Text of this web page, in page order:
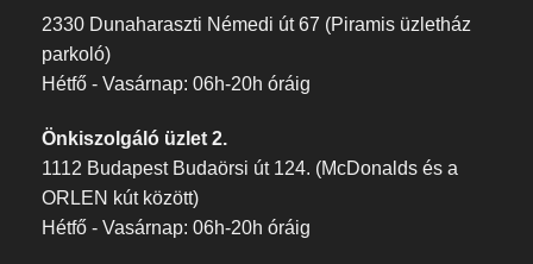
2330 Dunaharaszti Némedi út 67 (Piramis üzletház
parkoló)
Hétfő - Vasárnap: 06h-20h óráig
Önkiszolgáló üzlet 2.
1112 Budapest Budaörsi út 124. (McDonalds és a
ORLEN kút között)
Hétfő - Vasárnap: 06h-20h óráig